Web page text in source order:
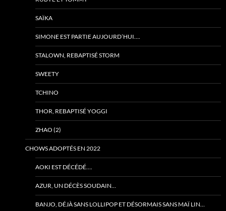
SAÏKA
SIMONE EST PARTIE AUJOURD’HUI….
STALOWN, REBAPTISÉ STORM
SWEETY
TCHINO
THOR, REBAPTISÉ YOGGI
ZHAO (2)
CHOWS ADOPTÉS EN 2022
AOKI EST DÉCÉDÉ….
AZUR, UN DÉCÈS SOUDAIN…
BANJO, DÉJÀ SANS LOLLIPOP ET DÉSORMAIS SANS MAÏ LIN…